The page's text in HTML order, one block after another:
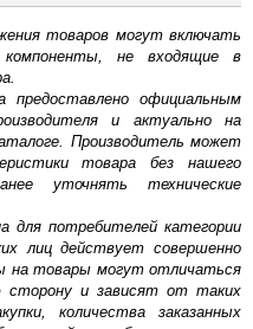
товаров могут включать
компоненты, не входящие в
предоставлено официальным
и актуально на
Производитель может
товара без нашего
уточнять технические
для потребителей категории
лиц действует совершенно
на товары могут отличаться
и зависят от таких
количества заказанных